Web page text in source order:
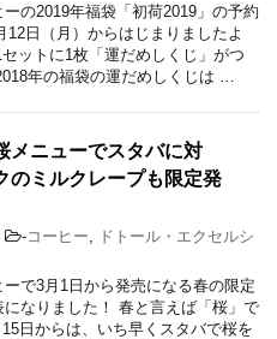
ーの2019年福袋「初荷2019」の予約
12日（月）からはじまりましたよ
ットに1枚「運だめしくじ」がつ
年の福袋の運だめしくじは …
メニューでスタバに対
のミルクレープも限定発
-コーヒー
ドトール・エクセルシ
ーで3月1日から発売になる春の限定
になりました！ 春と言えば「桜」で
日からは、いち早くスタバで桜を